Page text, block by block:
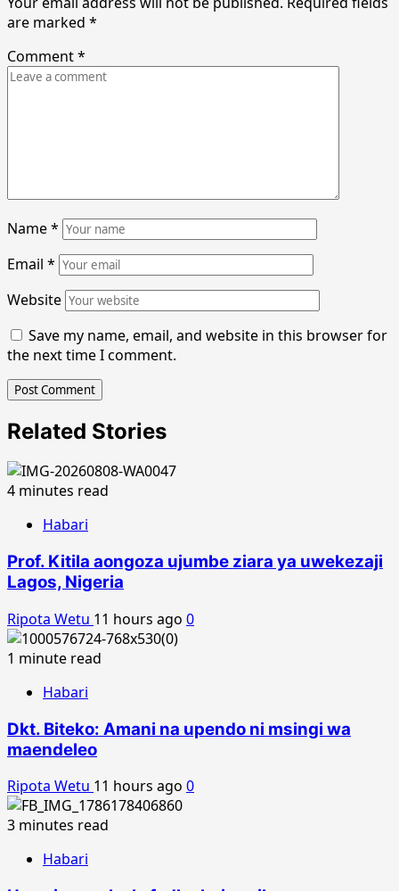
are marked *
Comment*
Name*
Email *
Website
Save my name, email, and website in this browser for
the next time I comment.
Related Stories
4 minutes read
Habari
Prof. Kitila aongoza ujumbe ziara ya uwekezaji
Lagos, Nigeria
Ripota Wetu 11 hours ago 0
1 minute read
Habari
Dkt. Biteko: Amani na upendo ni msingi wa
maendeleo
Ripota Wetu 11 hours ago 0
3 minutes read
Habari